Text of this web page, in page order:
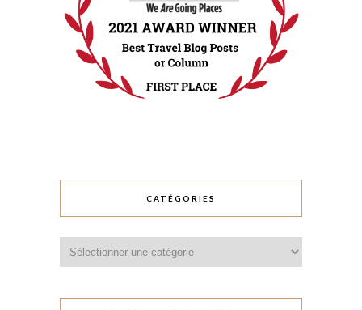
CATÉGORIES